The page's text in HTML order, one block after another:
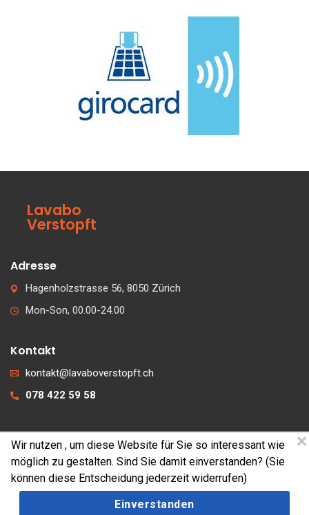
Lavabo
Verstopft
Adresse
Hagenholzstrasse 56, 8050 Zürich
Mon-Son, 00.00-24.00
Kontakt
kontakt@lavaboverstopft.ch
078 422 59 58
© 2026 lavaboverstopft.ch
Kontakt
Impressum
Cookies
Wir nutzen , um diese Website für Sie so interessant wie
möglich zu gestalten. Sind Sie damit einverstanden? (Sie
können diese Entscheidung jederzeit widerrufen)
Einverstanden